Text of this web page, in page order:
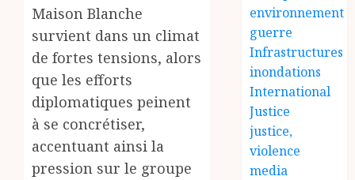
Maison Blanche
survient dans un climat
de fortes tensions, alors
que les efforts
diplomatiques peinent
à se concrétiser,
accentuant ainsi la
pression sur le groupe
environnement
guerre
Infrastructures
inondations
International
Justice
justice,
violence
media